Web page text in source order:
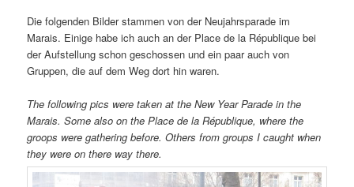
Die folgenden Bilder stammen von der Neujahrsparade im
Marais. Einige habe ich auch an der Place de la République bei
der Aufstellung schon geschossen und ein paar auch von
Gruppen, die auf dem Weg dort hin waren.
The following pics were taken at the New Year Parade in the
Marais. Some also on the Place de la République, where the
groops were gathering before. Others from groups I caught when
they were on there way there.